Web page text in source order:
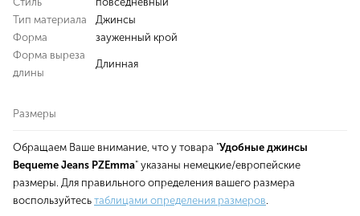
Тип материала
Джинсы
Форма
зауженный крой
Форма выреза
длины
Длинная
Размеры
Обращаем Ваше внимание, что у товара "Удобные джинсы
Bequeme Jeans PZEmma" указаны немецкие/европейские
размеры. Для правильного определения вашего размера
воспользуйтесь таблицами определения размеров.